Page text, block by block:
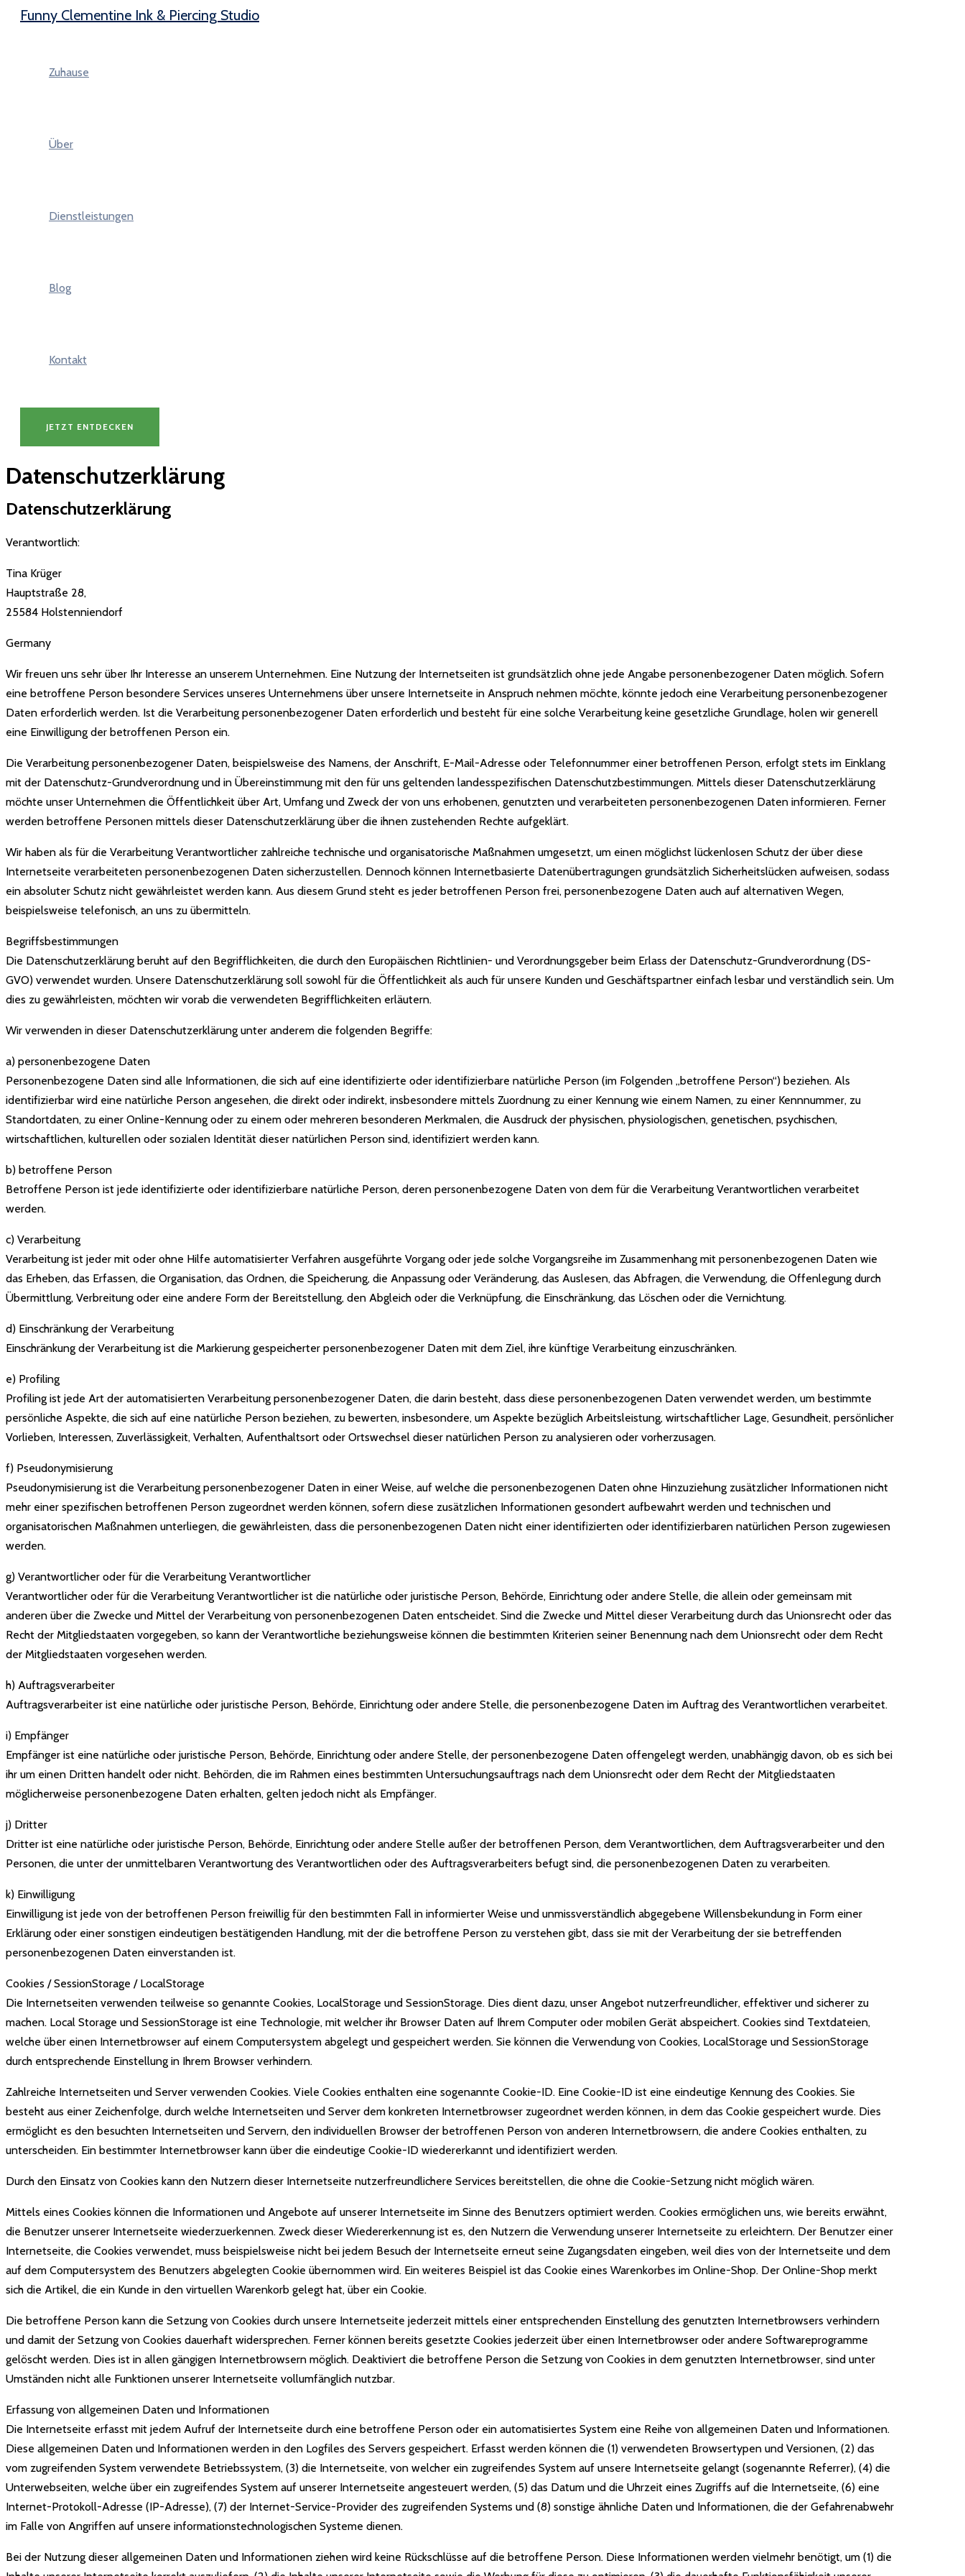
ZumFunny Clementine Ink & Piercing Studio
Zuhause
Über
Dienstleistungen
Blog
Kontakt
JETZT ENTDECKEN
Datenschutzerklärung
Datenschutzerklärung
Verantwortlich:
Tina Krüger
Hauptstraße 28,
25584 Holstenniendorf
Germany
Wir freuen uns sehr über Ihr Interesse an unserem Unternehmen. Eine Nutzung der Internetseiten ist grundsätzlich ohne jede Angabe personenbezogener Daten möglich. Sofern
eine betroffene Person besondere Services unseres Unternehmens über unsere Internetseite in Anspruch nehmen möchte, könnte jedoch eine Verarbeitung personenbezogener
Daten erforderlich werden. Ist die Verarbeitung personenbezogener Daten erforderlich und besteht für eine solche Verarbeitung keine gesetzliche Grundlage, holen wir generell
eine Einwilligung der betroffenen Person ein.
Die Verarbeitung personenbezogener Daten, beispielsweise des Namens, der Anschrift, E-Mail-Adresse oder Telefonnummer einer betroffenen Person, erfolgt stets im Einklang
mit der Datenschutz-Grundverordnung und in Übereinstimmung mit den für uns geltenden landesspezifischen Datenschutzbestimmungen. Mittels dieser Datenschutzerklärung
möchte unser Unternehmen die Öffentlichkeit über Art, Umfang und Zweck der von uns erhobenen, genutzten und verarbeiteten personenbezogenen Daten informieren. Ferner
werden betroffene Personen mittels dieser Datenschutzerklärung über die ihnen zustehenden Rechte aufgeklärt.
Wir haben als für die Verarbeitung Verantwortlicher zahlreiche technische und organisatorische Maßnahmen umgesetzt, um einen möglichst lückenlosen Schutz der über diese
Internetseite verarbeiteten personenbezogenen Daten sicherzustellen. Dennoch können Internetbasierte Datenübertragungen grundsätzlich Sicherheitslücken aufweisen, sodass
ein absoluter Schutz nicht gewährleistet werden kann. Aus diesem Grund steht es jeder betroffenen Person frei, personenbezogene Daten auch auf alternativen Wegen,
beispielsweise telefonisch, an uns zu übermitteln.
Begriffsbestimmungen
Die Datenschutzerklärung beruht auf den Begrifflichkeiten, die durch den Europäischen Richtlinien- und Verordnungsgeber beim Erlass der Datenschutz-Grundverordnung (DS-
GVO) verwendet wurden. Unsere Datenschutzerklärung soll sowohl für die Öffentlichkeit als auch für unsere Kunden und Geschäftspartner einfach lesbar und verständlich sein. Um
dies zu gewährleisten, möchten wir vorab die verwendeten Begrifflichkeiten erläutern.
Wir verwenden in dieser Datenschutzerklärung unter anderem die folgenden Begriffe:
a) personenbezogene Daten
Personenbezogene Daten sind alle Informationen, die sich auf eine identifizierte oder identifizierbare natürliche Person (im Folgenden „betroffene Person“) beziehen. Als
identifizierbar wird eine natürliche Person angesehen, die direkt oder indirekt, insbesondere mittels Zuordnung zu einer Kennung wie einem Namen, zu einer Kennnummer, zu
Standortdaten, zu einer Online-Kennung oder zu einem oder mehreren besonderen Merkmalen, die Ausdruck der physischen, physiologischen, genetischen, psychischen,
wirtschaftlichen, kulturellen oder sozialen Identität dieser natürlichen Person sind, identifiziert werden kann.
b) betroffene Person
Betroffene Person ist jede identifizierte oder identifizierbare natürliche Person, deren personenbezogene Daten von dem für die Verarbeitung Verantwortlichen verarbeitet
werden.
c) Verarbeitung
Verarbeitung ist jeder mit oder ohne Hilfe automatisierter Verfahren ausgeführte Vorgang oder jede solche Vorgangsreihe im Zusammenhang mit personenbezogenen Daten wie
das Erheben, das Erfassen, die Organisation, das Ordnen, die Speicherung, die Anpassung oder Veränderung, das Auslesen, das Abfragen, die Verwendung, die Offenlegung durch
Übermittlung, Verbreitung oder eine andere Form der Bereitstellung, den Abgleich oder die Verknüpfung, die Einschränkung, das Löschen oder die Vernichtung.
d) Einschränkung der Verarbeitung
Einschränkung der Verarbeitung ist die Markierung gespeicherter personenbezogener Daten mit dem Ziel, ihre künftige Verarbeitung einzuschränken.
e) Profiling
Profiling ist jede Art der automatisierten Verarbeitung personenbezogener Daten, die darin besteht, dass diese personenbezogenen Daten verwendet werden, um bestimmte
persönliche Aspekte, die sich auf eine natürliche Person beziehen, zu bewerten, insbesondere, um Aspekte bezüglich Arbeitsleistung, wirtschaftlicher Lage, Gesundheit, persönlicher
Vorlieben, Interessen, Zuverlässigkeit, Verhalten, Aufenthaltsort oder Ortswechsel dieser natürlichen Person zu analysieren oder vorherzusagen.
f) Pseudonymisierung
Pseudonymisierung ist die Verarbeitung personenbezogener Daten in einer Weise, auf welche die personenbezogenen Daten ohne Hinzuziehung zusätzlicher Informationen nicht
mehr einer spezifischen betroffenen Person zugeordnet werden können, sofern diese zusätzlichen Informationen gesondert aufbewahrt werden und technischen und
organisatorischen Maßnahmen unterliegen, die gewährleisten, dass die personenbezogenen Daten nicht einer identifizierten oder identifizierbaren natürlichen Person zugewiesen
werden.
g) Verantwortlicher oder für die Verarbeitung Verantwortlicher
Verantwortlicher oder für die Verarbeitung Verantwortlicher ist die natürliche oder juristische Person, Behörde, Einrichtung oder andere Stelle, die allein oder gemeinsam mit
anderen über die Zwecke und Mittel der Verarbeitung von personenbezogenen Daten entscheidet. Sind die Zwecke und Mittel dieser Verarbeitung durch das Unionsrecht oder das
Recht der Mitgliedstaaten vorgegeben, so kann der Verantwortliche beziehungsweise können die bestimmten Kriterien seiner Benennung nach dem Unionsrecht oder dem Recht
der Mitgliedstaaten vorgesehen werden.
h) Auftragsverarbeiter
Auftragsverarbeiter ist eine natürliche oder juristische Person, Behörde, Einrichtung oder andere Stelle, die personenbezogene Daten im Auftrag des Verantwortlichen verarbeitet.
i) Empfänger
Empfänger ist eine natürliche oder juristische Person, Behörde, Einrichtung oder andere Stelle, der personenbezogene Daten offengelegt werden, unabhängig davon, ob es sich bei
ihr um einen Dritten handelt oder nicht. Behörden, die im Rahmen eines bestimmten Untersuchungsauftrags nach dem Unionsrecht oder dem Recht der Mitgliedstaaten
möglicherweise personenbezogene Daten erhalten, gelten jedoch nicht als Empfänger.
j) Dritter
Dritter ist eine natürliche oder juristische Person, Behörde, Einrichtung oder andere Stelle außer der betroffenen Person, dem Verantwortlichen, dem Auftragsverarbeiter und den
Personen, die unter der unmittelbaren Verantwortung des Verantwortlichen oder des Auftragsverarbeiters befugt sind, die personenbezogenen Daten zu verarbeiten.
k) Einwilligung
Einwilligung ist jede von der betroffenen Person freiwillig für den bestimmten Fall in informierter Weise und unmissverständlich abgegebene Willensbekundung in Form einer
Erklärung oder einer sonstigen eindeutigen bestätigenden Handlung, mit der die betroffene Person zu verstehen gibt, dass sie mit der Verarbeitung der sie betreffenden
personenbezogenen Daten einverstanden ist.
Cookies / SessionStorage / LocalStorage
Die Internetseiten verwenden teilweise so genannte Cookies, LocalStorage und SessionStorage. Dies dient dazu, unser Angebot nutzerfreundlicher, effektiver und sicherer zu
machen. Local Storage und SessionStorage ist eine Technologie, mit welcher ihr Browser Daten auf Ihrem Computer oder mobilen Gerät abspeichert. Cookies sind Textdateien,
welche über einen Internetbrowser auf einem Computersystem abgelegt und gespeichert werden. Sie können die Verwendung von Cookies, LocalStorage und SessionStorage
durch entsprechende Einstellung in Ihrem Browser verhindern.
Zahlreiche Internetseiten und Server verwenden Cookies. Viele Cookies enthalten eine sogenannte Cookie-ID. Eine Cookie-ID ist eine eindeutige Kennung des Cookies. Sie
besteht aus einer Zeichenfolge, durch welche Internetseiten und Server dem konkreten Internetbrowser zugeordnet werden können, in dem das Cookie gespeichert wurde. Dies
ermöglicht es den besuchten Internetseiten und Servern, den individuellen Browser der betroffenen Person von anderen Internetbrowsern, die andere Cookies enthalten, zu
unterscheiden. Ein bestimmter Internetbrowser kann über die eindeutige Cookie-ID wiedererkannt und identifiziert werden.
Durch den Einsatz von Cookies kann den Nutzern dieser Internetseite nutzerfreundlichere Services bereitstellen, die ohne die Cookie-Setzung nicht möglich wären.
Mittels eines Cookies können die Informationen und Angebote auf unserer Internetseite im Sinne des Benutzers optimiert werden. Cookies ermöglichen uns, wie bereits erwähnt,
die Benutzer unserer Internetseite wiederzuerkennen. Zweck dieser Wiedererkennung ist es, den Nutzern die Verwendung unserer Internetseite zu erleichtern. Der Benutzer einer
Internetseite, die Cookies verwendet, muss beispielsweise nicht bei jedem Besuch der Internetseite erneut seine Zugangsdaten eingeben, weil dies von der Internetseite und dem
auf dem Computersystem des Benutzers abgelegten Cookie übernommen wird. Ein weiteres Beispiel ist das Cookie eines Warenkorbes im Online-Shop. Der Online-Shop merkt
sich die Artikel, die ein Kunde in den virtuellen Warenkorb gelegt hat, über ein Cookie.
Die betroffene Person kann die Setzung von Cookies durch unsere Internetseite jederzeit mittels einer entsprechenden Einstellung des genutzten Internetbrowsers verhindern
und damit der Setzung von Cookies dauerhaft widersprechen. Ferner können bereits gesetzte Cookies jederzeit über einen Internetbrowser oder andere Softwareprogramme
gelöscht werden. Dies ist in allen gängigen Internetbrowsern möglich. Deaktiviert die betroffene Person die Setzung von Cookies in dem genutzten Internetbrowser, sind unter
Umständen nicht alle Funktionen unserer Internetseite vollumfänglich nutzbar.
Erfassung von allgemeinen Daten und Informationen
Die Internetseite erfasst mit jedem Aufruf der Internetseite durch eine betroffene Person oder ein automatisiertes System eine Reihe von allgemeinen Daten und Informationen.
Diese allgemeinen Daten und Informationen werden in den Logfiles des Servers gespeichert. Erfasst werden können die (1) verwendeten Browsertypen und Versionen, (2) das
vom zugreifenden System verwendete Betriebssystem, (3) die Internetseite, von welcher ein zugreifendes System auf unsere Internetseite gelangt (sogenannte Referrer), (4) die
Unterwebseiten, welche über ein zugreifendes System auf unserer Internetseite angesteuert werden, (5) das Datum und die Uhrzeit eines Zugriffs auf die Internetseite, (6) eine
Internet-Protokoll-Adresse (IP-Adresse), (7) der Internet-Service-Provider des zugreifenden Systems und (8) sonstige ähnliche Daten und Informationen, die der Gefahrenabwehr
im Falle von Angriffen auf unsere informationstechnologischen Systeme dienen.
Bei der Nutzung dieser allgemeinen Daten und Informationen ziehen wird keine Rückschlüsse auf die betroffene Person. Diese Informationen werden vielmehr benötigt, um (1) die